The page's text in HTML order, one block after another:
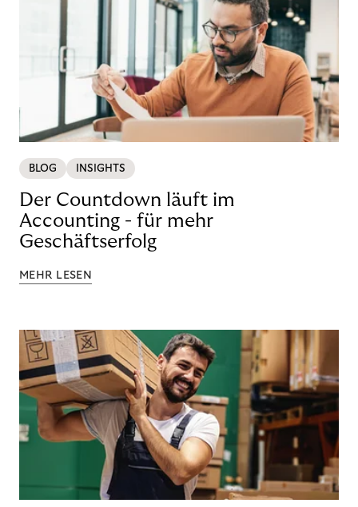
BLOG INSIGHTS
Der Countdown läuft im
Accounting - für mehr
Geschäftserfolg
MEHR LESEN